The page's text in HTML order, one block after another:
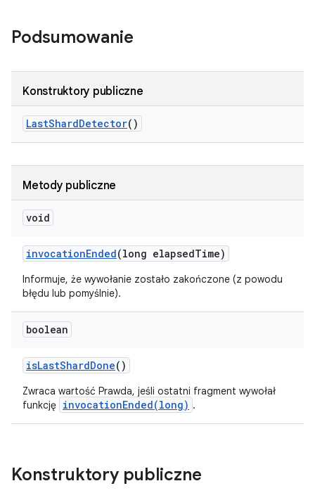
Podsumowanie
Konstruktory publiczne
LastShardDetector()
Metody publiczne
void
invocationEnded(long elapsedTime)
Informuje, że wywołanie zostało zakończone (z powodu
błędu lub pomyślnie).
boolean
isLastShardDone()
Zwraca wartość Prawda, jeśli ostatni fragment wywołał
funkcję invocationEnded(long) .
Konstruktory publiczne